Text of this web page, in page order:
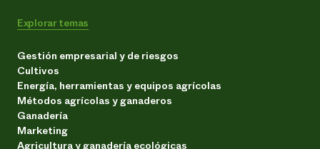
Explorar temas
Gestión empresarial y de riesgos
Cultivos
Energía, herramientas y equipos agrícolas
Métodos agrícolas y ganaderos
Ganadería
Marketing
Agricultura y ganadería ecológicas